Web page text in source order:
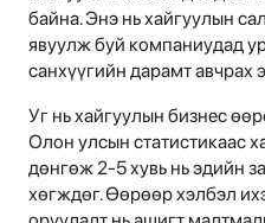
байна. Энэ нь хайгуулын
явуулж буй компаниудад
санхүүгийн дарамт авчрах
Уг нь хайгуулын бизнес
Олон улсын статистикаас
дөнгөж 2-5 хувь нь эдийн
хөгждөг. Өөрөөр хэлбэл